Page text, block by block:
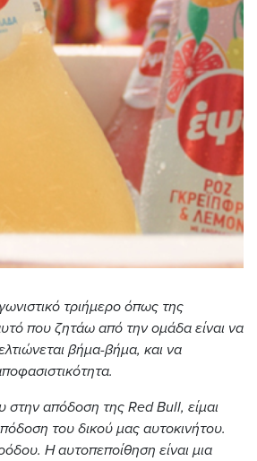
τριήμερο όπως της
που ζητάω από την ομάδα είναι να
βήμα-βήμα, και να
στην απόδοση της Red Bull, είμαι
του δικού μας αυτοκινήτου.
Η αυτοπεποίθηση είναι μια